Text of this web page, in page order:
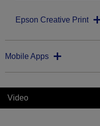
Epson Creative Print
Mobile Apps
Video